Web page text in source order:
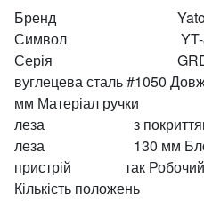
Бренд
Символ YT-
Серія
вуглецева сталь
мм Матеріал ручки
леза з покриттям
леза 130 мм
пристрій так
Кількість положень